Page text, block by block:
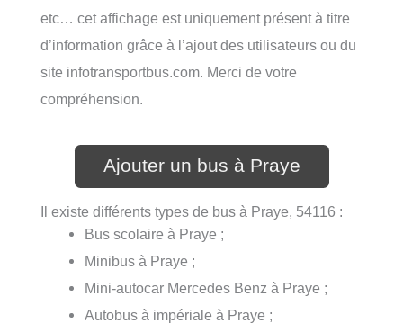
etc… cet affichage est uniquement présent à titre
d’information grâce à l’ajout des utilisateurs ou du
site infotransportbus.com. Merci de votre
compréhension.
Ajouter un bus à Praye
Il existe différents types de bus à Praye, 54116 :
Bus scolaire à Praye ;
Minibus à Praye ;
Mini-autocar Mercedes Benz à Praye ;
Autobus à impériale à Praye ;